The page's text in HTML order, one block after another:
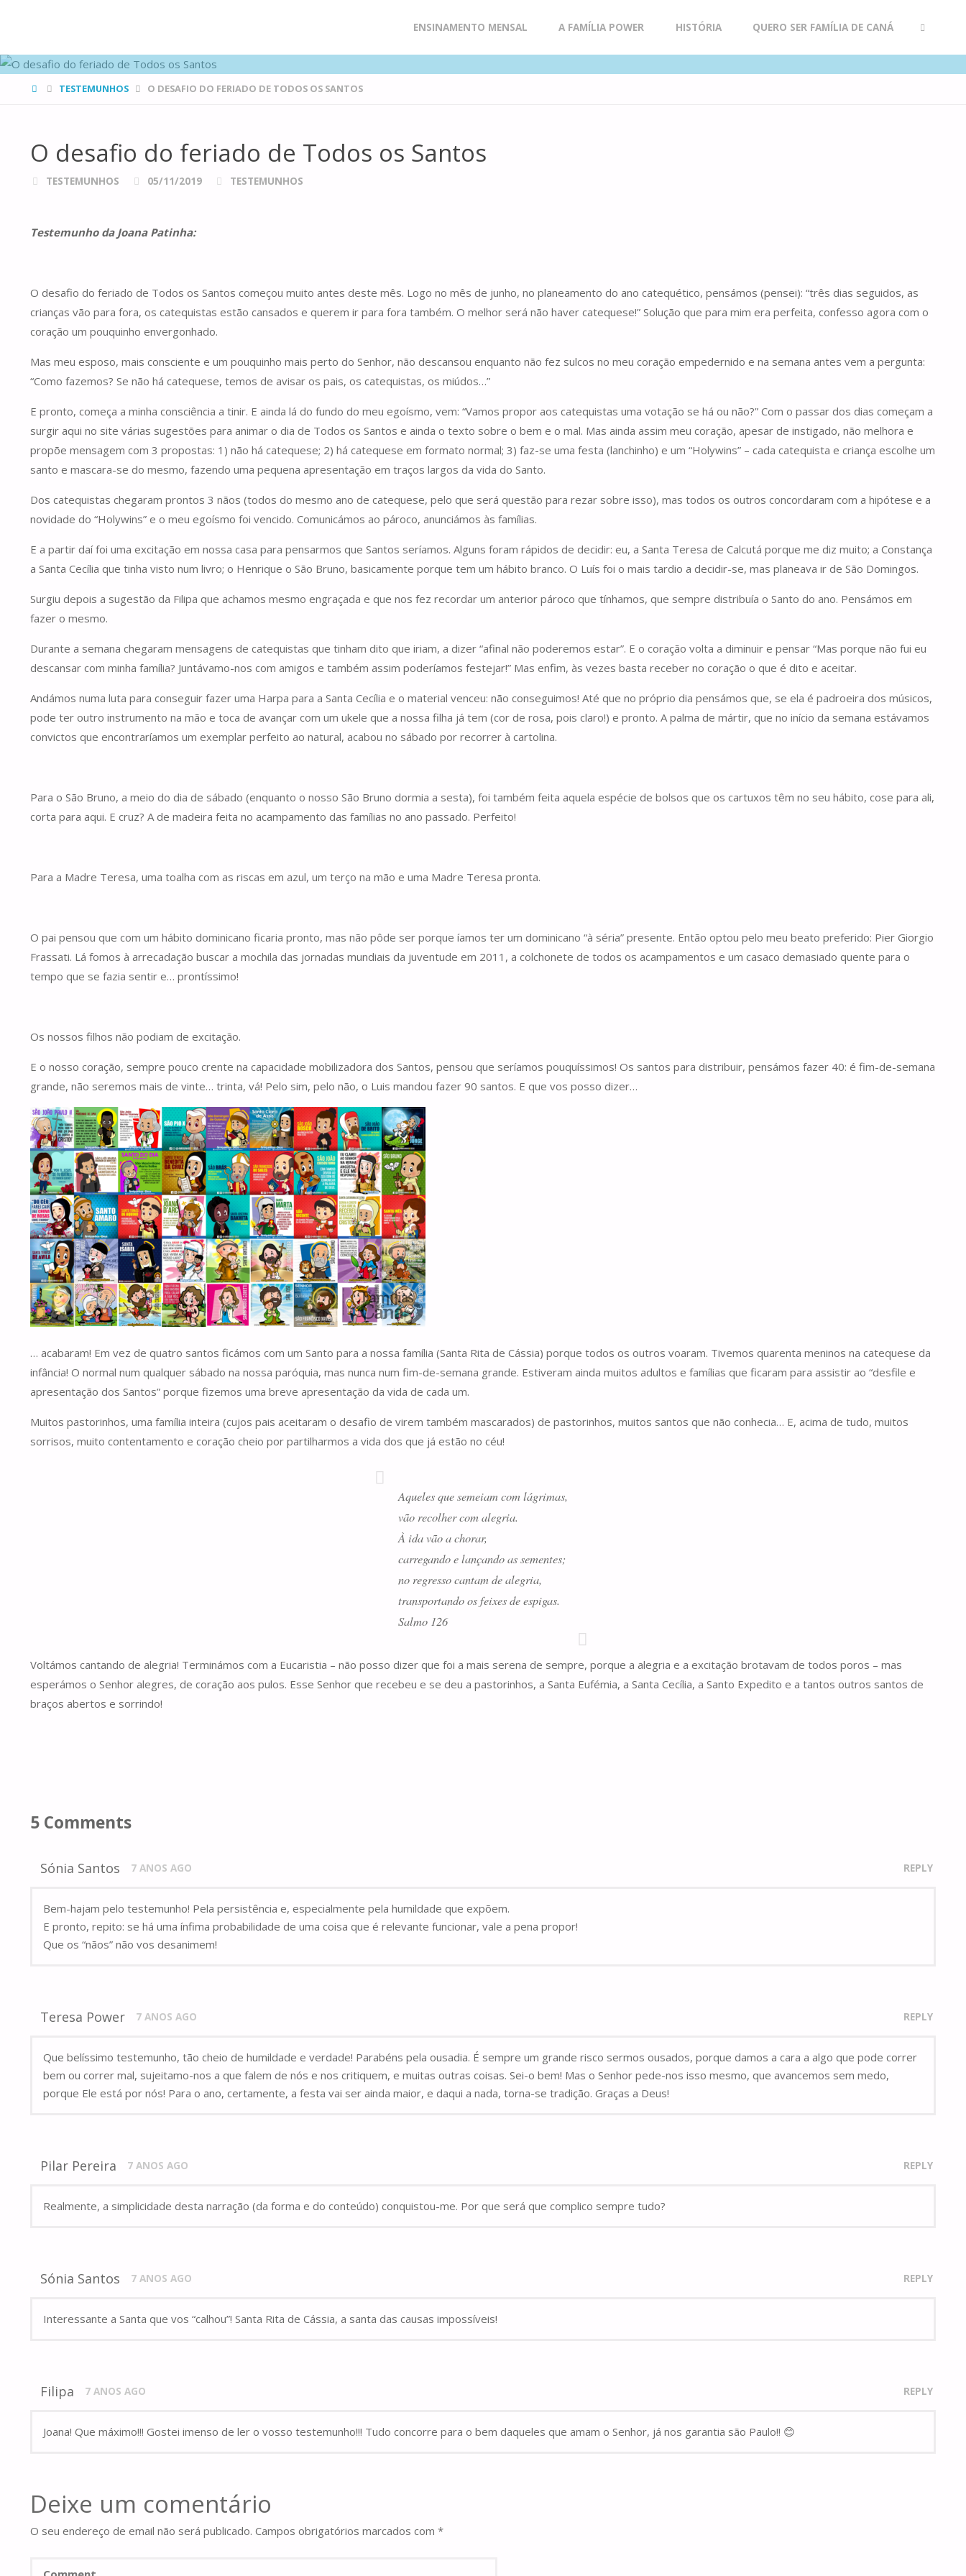
to
ENSINAMENTO MENSAL A FAMÍLIA POWER HISTÓRIA QUERO SER FAMÍLIA DE CANÁ
HOMETESTEMUNHOS O DESAFIO DO FERIADO DE TODOS OS SANTOS
O desafio do feriado de Todos os Santos
TESTEMUNHOS 05/11/2019 TESTEMUNHOS
Testemunho da Joana Patinha:
O desafio do feriado de Todos os Santos começou muito antes deste mês. Logo no mês de junho, no planeamento do ano catequético, pensámos (pensei): “três dias seguidos, as
crianças vão para fora, os catequistas estão cansados e querem ir para fora também. O melhor será não haver catequese!” Solução que para mim era perfeita, confesso agora com o
coração um pouquinho envergonhado.
Mas meu esposo, mais consciente e um pouquinho mais perto do Senhor, não descansou enquanto não fez sulcos no meu coração empedernido e na semana antes vem a pergunta:
“Como fazemos? Se não há catequese, temos de avisar os pais, os catequistas, os miúdos…”
E pronto, começa a minha consciência a tinir. E ainda lá do fundo do meu egoísmo, vem: “Vamos propor aos catequistas uma votação se há ou não?” Com o passar dos dias começam a
surgir aqui no site várias sugestões para animar o dia de Todos os Santos e ainda o texto sobre o bem e o mal. Mas ainda assim meu coração, apesar de instigado, não melhora e
propõe mensagem com 3 propostas: 1) não há catequese; 2) há catequese em formato normal; 3) faz-se uma festa (lanchinho) e um “Holywins” – cada catequista e criança escolhe um
santo e mascara-se do mesmo, fazendo uma pequena apresentação em traços largos da vida do Santo.
Dos catequistas chegaram prontos 3 nãos (todos do mesmo ano de catequese, pelo que será questão para rezar sobre isso), mas todos os outros concordaram com a hipótese e a
novidade do “Holywins” e o meu egoísmo foi vencido. Comunicámos ao pároco, anunciámos às famílias.
E a partir daí foi uma excitação em nossa casa para pensarmos que Santos seríamos. Alguns foram rápidos de decidir: eu, a Santa Teresa de Calcutá porque me diz muito; a Constança
a Santa Cecília que tinha visto num livro; o Henrique o São Bruno, basicamente porque tem um hábito branco. O Luís foi o mais tardio a decidir-se, mas planeava ir de São Domingos.
Surgiu depois a sugestão da Filipa que achamos mesmo engraçada e que nos fez recordar um anterior pároco que tínhamos, que sempre distribuía o Santo do ano. Pensámos em
fazer o mesmo.
Durante a semana chegaram mensagens de catequistas que tinham dito que iriam, a dizer “afinal não poderemos estar”. E o coração volta a diminuir e pensar “Mas porque não fui eu
descansar com minha família? Juntávamo-nos com amigos e também assim poderíamos festejar!” Mas enfim, às vezes basta receber no coração o que é dito e aceitar.
Andámos numa luta para conseguir fazer uma Harpa para a Santa Cecília e o material venceu: não conseguimos! Até que no próprio dia pensámos que, se ela é padroeira dos músicos,
pode ter outro instrumento na mão e toca de avançar com um ukele que a nossa filha já tem (cor de rosa, pois claro!) e pronto. A palma de mártir, que no início da semana estávamos
convictos que encontraríamos um exemplar perfeito ao natural, acabou no sábado por recorrer à cartolina.
Para o São Bruno, a meio do dia de sábado (enquanto o nosso São Bruno dormia a sesta), foi também feita aquela espécie de bolsos que os cartuxos têm no seu hábito, cose para ali,
corta para aqui. E cruz? A de madeira feita no acampamento das famílias no ano passado. Perfeito!
Para a Madre Teresa, uma toalha com as riscas em azul, um terço na mão e uma Madre Teresa pronta.
O pai pensou que com um hábito dominicano ficaria pronto, mas não pôde ser porque íamos ter um dominicano “à séria” presente. Então optou pelo meu beato preferido: Pier Giorgio
Frassati. Lá fomos à arrecadação buscar a mochila das jornadas mundiais da juventude em 2011, a colchonete de todos os acampamentos e um casaco demasiado quente para o
tempo que se fazia sentir e… prontíssimo!
Os nossos filhos não podiam de excitação.
E o nosso coração, sempre pouco crente na capacidade mobilizadora dos Santos, pensou que seríamos pouquíssimos! Os santos para distribuir, pensámos fazer 40: é fim-de-semana
grande, não seremos mais de vinte… trinta, vá! Pelo sim, pelo não, o Luis mandou fazer 90 santos. E que vos posso dizer…
… acabaram! Em vez de quatro santos ficámos com um Santo para a nossa família (Santa Rita de Cássia) porque todos os outros voaram. Tivemos quarenta meninos na catequese da
infância! O normal num qualquer sábado na nossa paróquia, mas nunca num fim-de-semana grande. Estiveram ainda muitos adultos e famílias que ficaram para assistir ao “desfile e
apresentação dos Santos” porque fizemos uma breve apresentação da vida de cada um.
Muitos pastorinhos, uma família inteira (cujos pais aceitaram o desafio de virem também mascarados) de pastorinhos, muitos santos que não conhecia… E, acima de tudo, muitos
sorrisos, muito contentamento e coração cheio por partilharmos a vida dos que já estão no céu!
Aqueles que semeiam com lágrimas,
vão recolher com alegria.
À ida vão a chorar,
carregando e lançando as sementes;
no regresso cantam de alegria,
transportando os feixes de espigas.
Salmo 126
Voltámos cantando de alegria! Terminámos com a Eucaristia – não posso dizer que foi a mais serena de sempre, porque a alegria e a excitação brotavam de todos poros – mas
esperámos o Senhor alegres, de coração aos pulos. Esse Senhor que recebeu e se deu a pastorinhos, a Santa Eufémia, a Santa Cecília, a Santo Expedito e a tantos outros santos de
braços abertos e sorrindo!
5 Comments
Sónia Santos 7 ANOS AGO REPLY
Bem-hajam pelo testemunho! Pela persistência e, especialmente pela humildade que expõem.
E pronto, repito: se há uma ínfima probabilidade de uma coisa que é relevante funcionar, vale a pena propor!
Que os “nãos” não vos desanimem!
Teresa Power 7 ANOS AGO REPLY
Que belíssimo testemunho, tão cheio de humildade e verdade! Parabéns pela ousadia. É sempre um grande risco sermos ousados, porque damos a cara a algo que pode correr
bem ou correr mal, sujeitamo-nos a que falem de nós e nos critiquem, e muitas outras coisas. Sei-o bem! Mas o Senhor pede-nos isso mesmo, que avancemos sem medo,
porque Ele está por nós! Para o ano, certamente, a festa vai ser ainda maior, e daqui a nada, torna-se tradição. Graças a Deus!
Pilar Pereira 7 ANOS AGO REPLY
Realmente, a simplicidade desta narração (da forma e do conteúdo) conquistou-me. Por que será que complico sempre tudo?
Sónia Santos 7 ANOS AGO REPLY
Interessante a Santa que vos “calhou”! Santa Rita de Cássia, a santa das causas impossíveis!
Filipa 7 ANOS AGO REPLY
Joana! Que máximo!!! Gostei imenso de ler o vosso testemunho!!! Tudo concorre para o bem daqueles que amam o Senhor, já nos garantia são Paulo!! 😊
Deixe um comentário
O seu endereço de email não será publicado. Campos obrigatórios marcados com *